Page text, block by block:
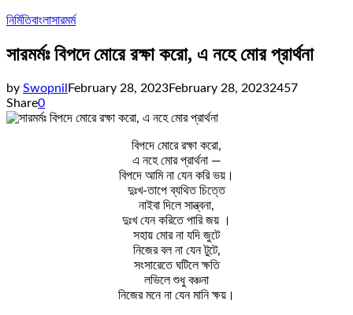
নির্মিতিবাংলাসারমর্ম
সারমর্মঃ বিপদে মোরে রক্ষা করো, এ নহে মোর প্রার্থনা
by Swopnil February 28, 2023February 28, 20232457
Share0
বিপদে মোরে রক্ষা করো,
এ নহে মোর প্রার্থনা —
বিপদে আমি না যেন করি ভয়।
দুঃখ-তাপে ব্যথিত চিত্তে
নাইবা দিলে সান্ত্বনা,
দুঃখ যেন করিতে পারি জয় ।
সহায় মোর না যদি জুটে
নিজের বল না যেন টুটে,
সংসারেতে ঘটিলে ক্ষতি
লভিলে শুধু বঞ্চনা
নিজের মনে না যেন মানি ক্ষয়।